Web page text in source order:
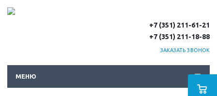
+7 (351) 211-61-21
+7 (351) 211-18-88
ЗАКАЗАТЬ ЗВОНОК
МЕНЮ